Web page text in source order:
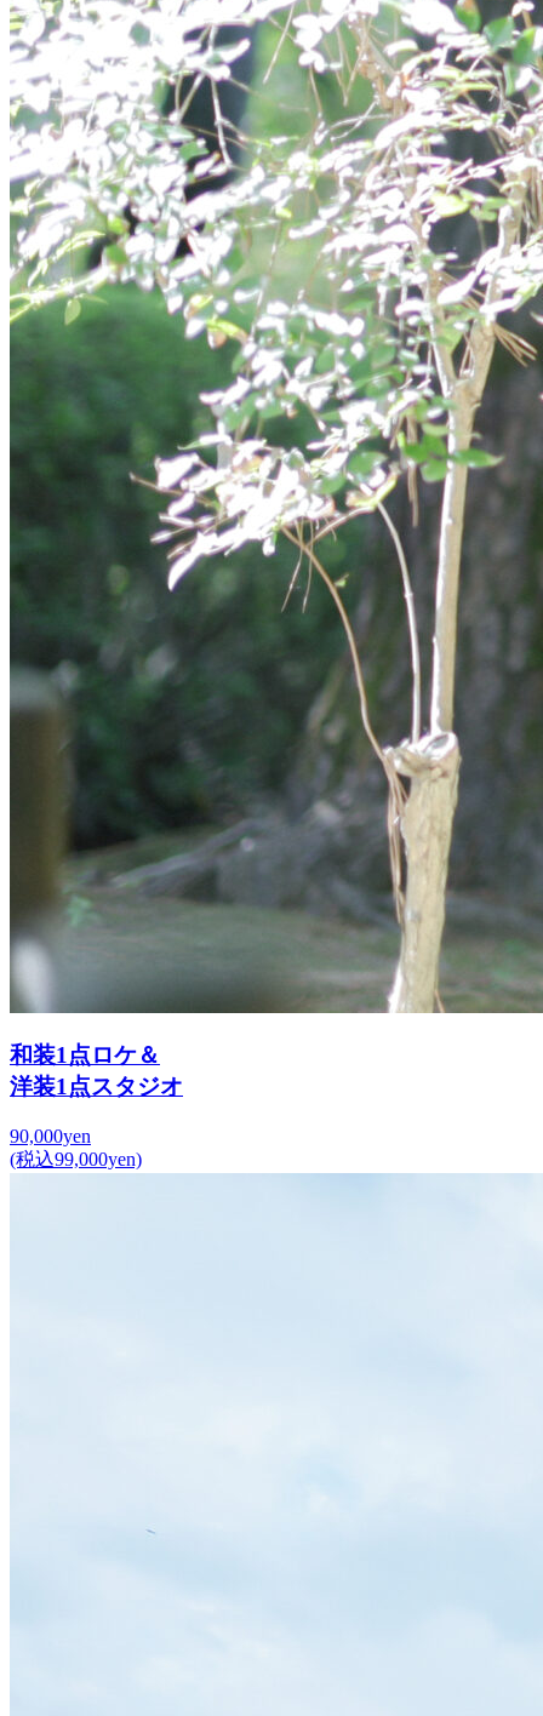
和装1点ロケ＆
洋装1点スタジオ
90,000yen
(税込99,000yen)